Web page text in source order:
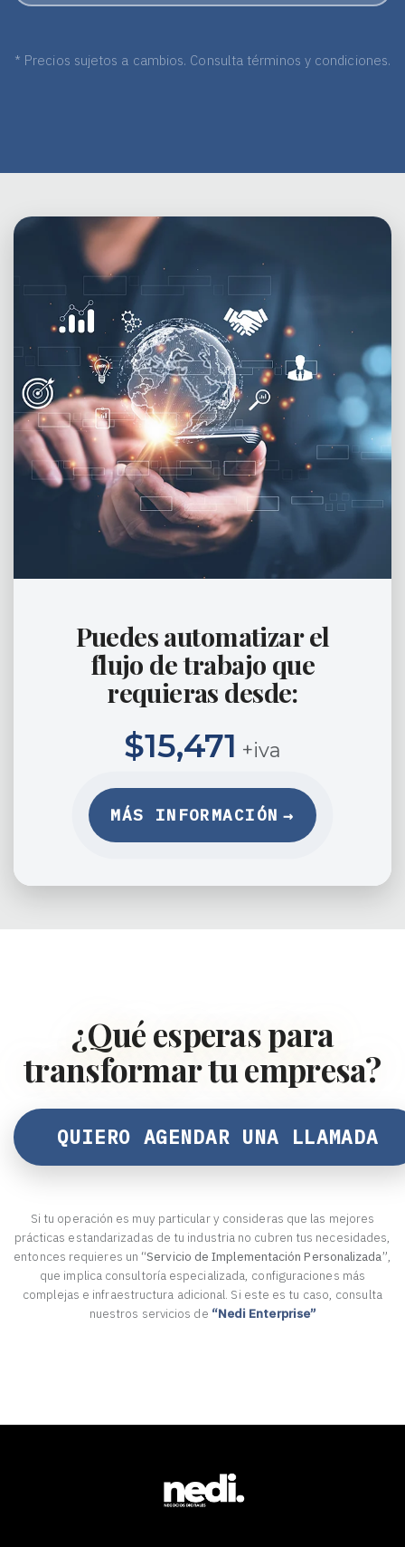
* Precios sujetos a cambios. Consulta términos y condiciones.
Puedes automatizar el
flujo de trabajo que
requieras desde:
$15,471 +iva
MÁS INFORMACIÓN →
¿Qué esperas para
transformar tu empresa?
QUIERO AGENDAR UNA LLAMADA
Si tu operación es muy particular y consideras que las mejores
prácticas estandarizadas de tu industria no cubren tus necesidades,
entonces requieres un “Servicio de Implementación Personalizada”,
que implica consultoría especializada, configuraciones más
complejas e infraestructura adicional. Si este es tu caso, consulta
nuestros servicios de “Nedi Enterprise”